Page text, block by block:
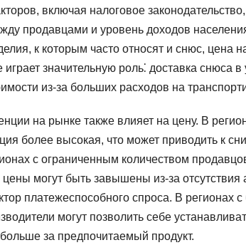
включая налоговое
продавцами и уровень доходов
к которым часто относят и снюс, цена
играет значительную роль⁚ доставка
из-за больших расходов на
на рынке также влияет на цену. В
более высокая, что может приводить к
с ограниченным количеством
могут быть завышены из-за
платежеспособного спроса. В регионах
могут позволить себе
за предпочитаемый продукт.